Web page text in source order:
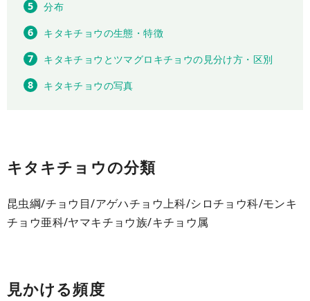
分布
キタキチョウの生態・特徴
キタキチョウとツマグロキチョウの見分け方・区別
キタキチョウの写真
キタキチョウの分類
昆虫綱/チョウ目/アゲハチョウ上科/シロチョウ科/モンキ
チョウ亜科/ヤマキチョウ族/キチョウ属
見かける頻度